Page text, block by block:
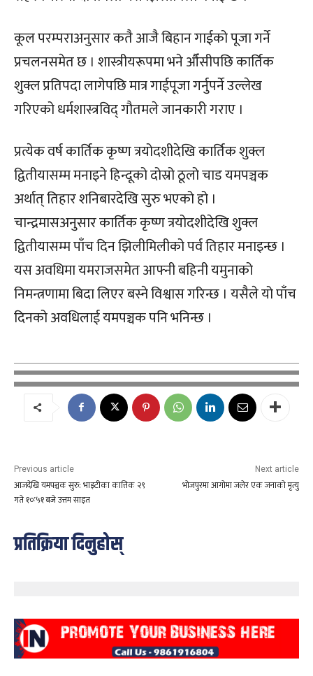
कूल परम्पराअनुसार कतै आजै बिहान गाईको पूजा गर्ने
प्रचलनसमेत छ । शास्त्रीयरूपमा भने औँसीपछि कार्तिक
शुक्ल प्रतिपदा लागेपछि मात्र गाईपूजा गर्नुपर्ने उल्लेख
गरिएको धर्मशास्त्रविद् गौतमले जानकारी गराए ।
प्रत्येक वर्ष कार्तिक कृष्ण त्रयोदशीदेखि कार्तिक शुक्ल
द्वितीयासम्म मनाइने हिन्दूको दोस्रो ठूलो चाड यमपञ्चक
अर्थात् तिहार शनिबारदेखि सुरु भएको हो ।
चान्द्रमासअनुसार कार्तिक कृष्ण त्रयोदशीदेखि शुक्ल
द्वितीयासम्म पाँच दिन झिलीमिलीको पर्व तिहार मनाइन्छ ।
यस अवधिमा यमराजसमेत आफ्नी बहिनी यमुनाको
निमन्त्रणामा बिदा लिएर बस्ने विश्वास गरिन्छ । यसैले यो पाँच
दिनको अवधिलाई यमपञ्चक पनि भनिन्छ ।
Previous article
आजदेखि यमपञ्चक सुरु: भाइटीका कात्तिक २९
गते १०ः५१ बजे उत्तम साइत
Next article
भोजपुरमा आगोमा जलेर एक जनाको मृत्यु
प्रतिक्रिया दिनुहोस्